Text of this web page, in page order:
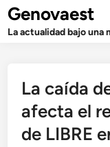
Saltar
contenido
Genovaest
La actualidad bajo
La caída
afecta el
de LIBRE